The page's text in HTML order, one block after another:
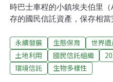
時巴士車程的小鎮埃夫伯里
存的國民信託資產，保存相
久，1986年名列世界遺產，
算。台灣環境資訊協會「永續
隊，近日拜訪英國國民信託組
索（Sue Cassell）領參訪埃
永續發展 生態保育 世界
土地利用
國民信託組織
環境信託
生物多樣性